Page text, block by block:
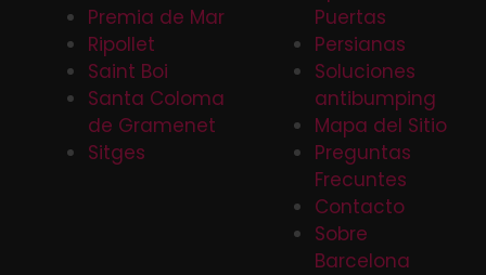
Premia de Mar
Ripollet
Saint Boi
Santa Coloma
de Gramenet
Sitges
Puertas
Persianas
Soluciones
antibumping
Mapa del Sitio
Preguntas
Frecuntes
Contacto
Sobre
Barcelona